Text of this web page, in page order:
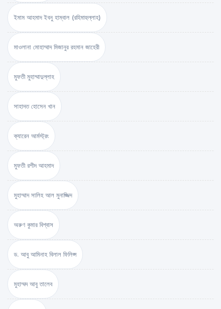
ইমাম আহমাদ ইবনু হাম্বাল (রহিমাহুল্লাহ)
মাওলানা মোহাম্মাদ মিজানুর রহমান জাহেরী
মুফতী মুহাম্মাদুল্লাহ
সাহাদত হোসেন খান
ক্যারেন আর্মস্ট্রং
মুফতী রশীদ আহমাদ
মুহাম্মাদ সালিহ আল মুনাজ্জিদ
অরুণ কুমার বিশ্বাস
ড. আবু আমিনাহ বিলাল ফিলিপ্স
মুহাম্মদ আবু তালেব